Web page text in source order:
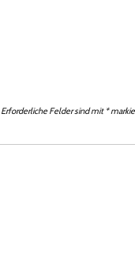
Erforderliche Felder sind mit *